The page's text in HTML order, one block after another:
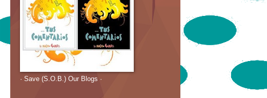
· Save (S.O.B.) Our Blogs ·